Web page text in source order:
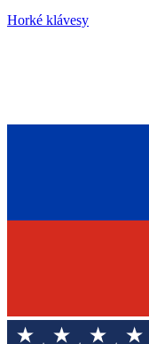
Horké klávesy